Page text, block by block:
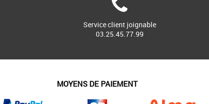
Service client joignable
03.25.45.77.99
MOYENS DE PAIEMENT